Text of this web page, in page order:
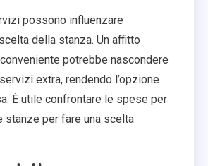
possono influenzare
della stanza. Un affitto
potrebbe nascondere
extra, rendendo l’opzione
È utile confrontare le spese per
per fare una scelta